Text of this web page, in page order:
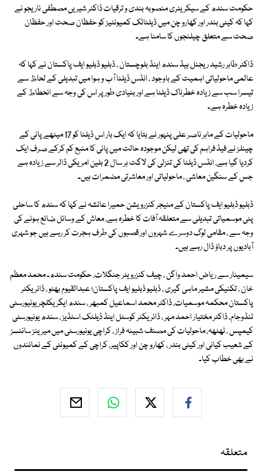
حکومت سندھ کے سیکریٹری منصوبہ بندی و ترقیات ڈاکٹر شیریں مصطفی ناریجو نے
کہا کہ کیٹی بندر اور کھارو چن میں ڈیلٹاٹک کمیونٹیز کو حفظان صحت اور حفظان
صحت سے متعلق چیلنجوں کا سامنا ہے۔
ڈاکٹر طاہر رشید ریجنل ہیڈ سندھ اینڈ بلوچستان ، ڈبلیو ڈبلیو ایف پاکستان نے کہا کہ
عالمی ماحولیاتی اہمیت کے باوجود ، انڈس ڈیلٹا آب و ہوا میں تبدیلی کے لحاظ سے
تیسرا سب سے زیادہ خطرناک ڈیلٹا ہے اور بنیادی طور پر اس کی وجہ سے انحطاط کے
زیادہ خطرہ ہے۔
ماحولیات کے ماہر ناصر علی پنہور نے بتایا کہ ایک بار اس ڈیلٹا کو 17 میٹھے پانی کے
چینلز نے فیڈ فراہم کی تھی لیکن موجودہ حالت میں پانی کا منبع کم کرکے صرف ایک
کردیا گیا ہے، انڈس ڈیلٹا کی تنزلی کی لاگت ہر سال 2 بلین امریکی ڈالر سے زیادہ ہے
جس کے سنگین معاشی ، ماحولیاتی اور معاشرتی مضمرات ہیں۔
ڈبلیو ڈبلیو ایف پاکستان کے منیجر کنزرویشن حمیرا عائشہ نے کہا کہ سندھ کا ساحلی
پٹی موسمیاتی تبدیلی سے متعلقہ آفات کا خطرہ ہے، معاش کے وسائل ضائع ہونے کی
وجہ سے ، مقامی لوگ دوسرے شہروں اور قصبوں کی طرف ہجرت کر رہے ہیں جو شہری
آبادیوں پر دباؤ ڈال رہے ہیں۔
سیمینار سے ریاض احمد واگن ، چیف کنزرویٹر جنگلات، حکومت سندھ۔ محمد معظم
خان ، تکنیکی مشیر ماہی گیری ، ڈبلیو ڈبلیو ایف پاکستان؛ عبدالقیوم بھٹو ، ڈائریکٹر
پاکستان محکمہ موسمیات، ڈاکٹر محمد اسماعیل کمبھر ، سندھ ایگریکلچر یونیورسٹی
ٹنڈوجام، ڈاکٹر مختیار احمد مہر ، ڈائریکٹر کوسٹل اینڈ ڈیلٹک اسٹڈیز ، سندھ یونیورسٹی
کیمپس ، ٹھٹھہ، ماحولیات کی مصنف شبینہ فراز ، کراچی یونیورسٹی میں میرینز سائنسز
کے شعیب کیانی اور کیٹی بندر ، کھارو چن اور ککاپیر، کراچی کے کمیونٹی کے نمائندوں
نے بھی خطاب کیا۔
متعلقہ